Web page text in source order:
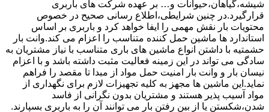
شیشه،گیاهان،حیوانات و… بر عهده شرکت های باربری
قرارگیرد.در چنین شرایطی،اطلاع رسانی صحیح در خصوص
محتویات بار نقش مهمی را ایفا خواهد کرد و باربری بر اساس
استاندارد ها ماشین حمل کننده متناسب را اعزام می کند.وانت بار
حشمتیه با داشتن انواع ماشین های باری متناسب با نیاز مشتریان به
سادگی می تواند در این زمینه فعالیت مثبت داشته باشد و با اعزام
نیسان بار و وانت بار امنیت حمل مواد از مبدا تا مقصد را فراهم
نماید.این ماشین ها مجهز به کلیه تجهیزات لازم برای نگهداری از
مواد آسیب پذیر هستند و مشتریان بدون نگرانی از فاسد
شدن،شکستن یا از بین رفتن بار می توانند آن را به باربری بسپارند.